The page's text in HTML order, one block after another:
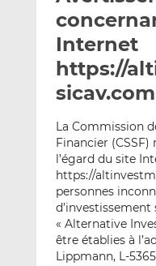
Internet
https://
sicav.com
La Commission
Financier
l’égard du site
https://
personnes
« Alternative
être établies à
Lippmann, L-